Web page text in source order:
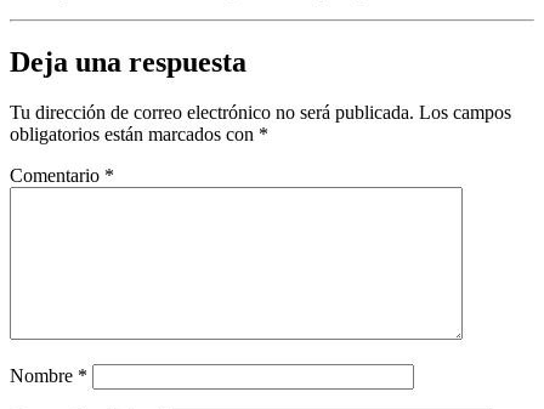
Deja una respuesta
Tu dirección de correo electrónico no será publicada. Los campos
obligatorios están marcados con *
Comentario *
Nombre *